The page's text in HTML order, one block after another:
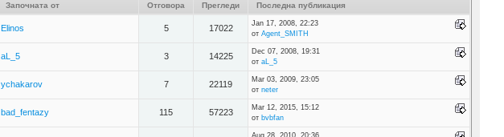
Започната от Отговора Прегледи Последна публикация
Elinos 5 17022
Jan 17, 2008, 22:23
от Agent_SMITH
aL_5 3 14225
Dec 07, 2008, 19:31
от aL_5
ychakarov 7 22119
Mar 03, 2009, 23:05
от neter
bad_fentazy 115 57223
Mar 12, 2015, 15:12
от bvbfan